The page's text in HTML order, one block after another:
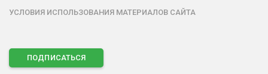
УСЛОВИЯ ИСПОЛЬЗОВАНИЯ МАТЕРИАЛОВ САЙТА
ПОДПИСАТЬСЯ